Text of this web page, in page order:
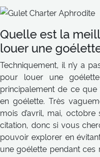
Quelle est la
louer une
Techniquement, il n’y a
pour louer une
principalement de ce
en goélette. Très
mois d’avril, mai,
citation, donc si vous
pouvoir explorer en
une goélette pendant ces